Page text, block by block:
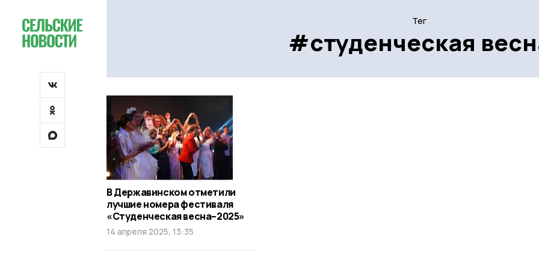
Тег
#студенческая
В Державинском отметили
лучшие номера фестиваля
«Студенческая весна–2025»
14 апреля 2025, 13:35